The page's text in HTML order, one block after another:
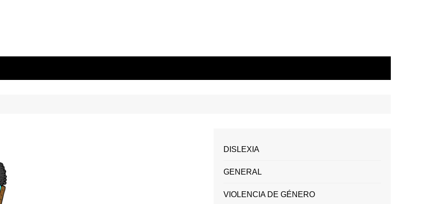
DISLEXIA
GENERAL
VIOLENCIA DE GÉNERO